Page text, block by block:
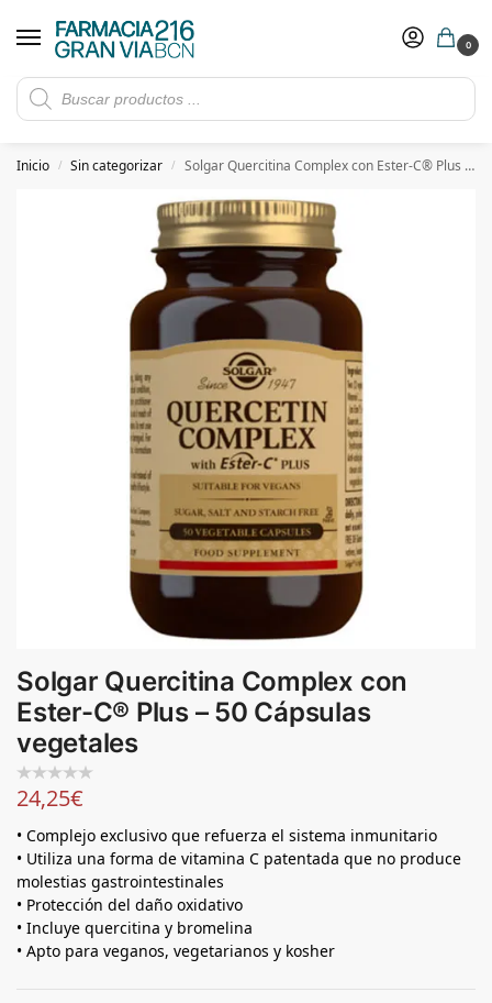
0
Rebajas de verano hasta -30%
​ 5€ de descuento con el cupón 5GRANVIA (compras superiores a 150€)
Inicio / Sin categorizar / Solgar Quercitina Complex con Ester-C® Plus – 50 Cápsulas vegetales
Solgar Quercitina Complex con
Ester-C® Plus – 50 Cápsulas
vegetales
24,25€
• Complejo exclusivo que refuerza el sistema inmunitario
• Utiliza una forma de vitamina C patentada que no produce
molestias gastrointestinales
• Protección del daño oxidativo
• Incluye quercitina y bromelina
• Apto para veganos, vegetarianos y kosher